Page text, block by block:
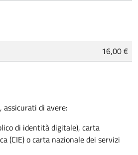
16,00 €
assicurati di avere:
di identità digitale), carta
(CIE) o carta nazionale dei servizi